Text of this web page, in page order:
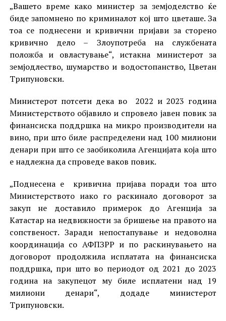
„Вашето време како министер за земјоделство ќе
биде запомнено по криминалот кој што цветаше. За
тоа се поднесени и кривични пријави за сторено
кривично дело – Злоупотреба на службената
положба и овластување“, истакна министерот за
земјодлество, шумарство и водостопанство, Цветан
Трипуновски.
Министерот потсети дека во 2022 и 2023 година
Министерството објавило и спровело јавен повик за
финансиска поддршка на микро производители на
вино, при што биле распределени над 100 милиони
денари при што се заобиколила Агенцијата која што
е надлежна да спроведе ваков повик.
„Поднесена е кривична пријава поради тоа што
Mинистерството иако го раскинало договорот за
закуп не доставило примерок до Агенција за
Катастар на недвижности за бришење на правото на
сопственост. Заради непостапување и недоволна
координација со АФПЗРР и по раскинувањето на
договорот продолжила исплатата на финансиска
поддршка, при што во периодот од 2021 до 2023
година на закупецот му биле исплатени над 19
милиони денари“, додаде министерот
Трипуновски.